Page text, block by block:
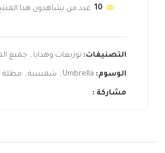
10 عدد من يشاهدون هذا
التصنيفات: توزيعات وهدايا , جميع
الوسوم: Umbrella
, شمسية , مظلة
مشاركة :